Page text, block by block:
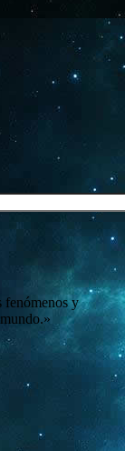
fenómenos y